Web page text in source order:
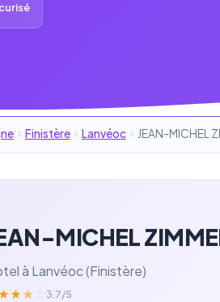
Finistère Lanvéoc JEAN-MICHEL
MICHEL
à Lanvéoc (Finistère)
★★ 3.7/5